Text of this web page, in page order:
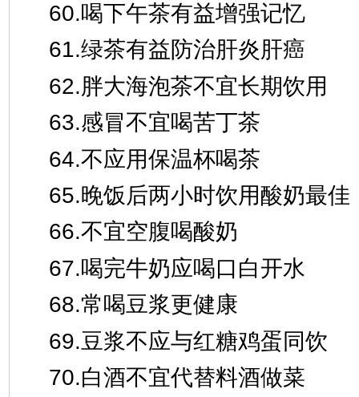
60.喝下午茶有益增强记忆
61.绿茶有益防治肝炎肝癌
62.胖大海泡茶不宜长期饮用
63.感冒不宜喝苦丁茶
64.不应用保温杯喝茶
65.晚饭后两小时饮用酸奶最佳
66.不宜空腹喝酸奶
67.喝完牛奶应喝口白开水
68.常喝豆浆更健康
69.豆浆不应与红糖鸡蛋同饮
70.白酒不宜代替料酒做菜